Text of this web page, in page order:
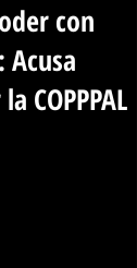
con
COPPPAL